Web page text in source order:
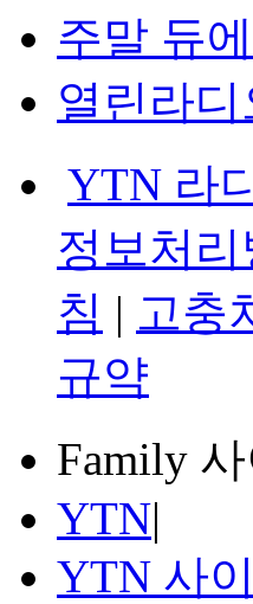
주말 듀
열린라
YTN 라
정보처리
침 | 고충
규약
Family
YTN|
YTN 사